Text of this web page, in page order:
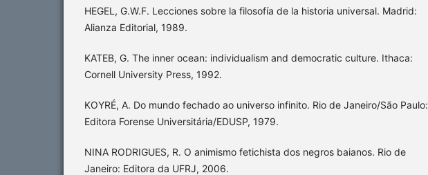
HEGEL, G.W.F. Lecciones sobre la filosofía de la historia universal. Madrid:
Alianza Editorial, 1989.
KATEB, G. The inner ocean: individualism and democratic culture. Ithaca:
Cornell University Press, 1992.
KOYRÉ, A. Do mundo fechado ao universo infinito. Rio de Janeiro/São Paulo:
Editora Forense Universitária/EDUSP, 1979.
NINA RODRIGUES, R. O animismo fetichista dos negros baianos. Rio de
Janeiro: Editora da UFRJ, 2006.